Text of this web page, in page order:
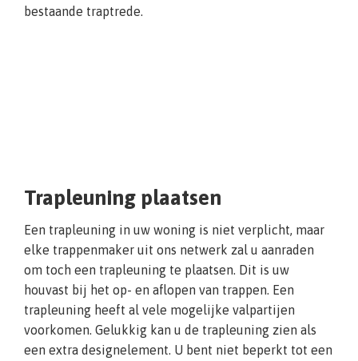
bestaande traptrede.
Trapleuning plaatsen
Een trapleuning in uw woning is niet verplicht, maar
elke trappenmaker uit ons netwerk zal u aanraden
om toch een trapleuning te plaatsen. Dit is uw
houvast bij het op- en aflopen van trappen. Een
trapleuning heeft al vele mogelijke valpartijen
voorkomen. Gelukkig kan u de trapleuning zien als
een extra designelement. U bent niet beperkt tot een